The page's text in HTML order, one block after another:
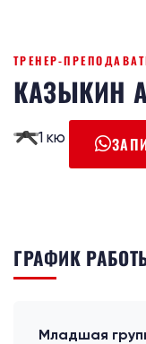
ТРЕНЕР-
КАЗЫКИН
1 кю
ГРАФИК
Младшая